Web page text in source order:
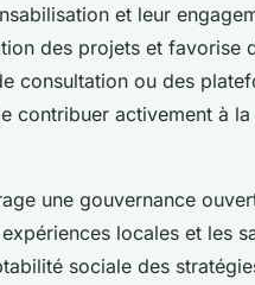
et leur
des projets et favorise
consultation ou des
contribuer activement à
une gouvernance
locales et les
sociale des